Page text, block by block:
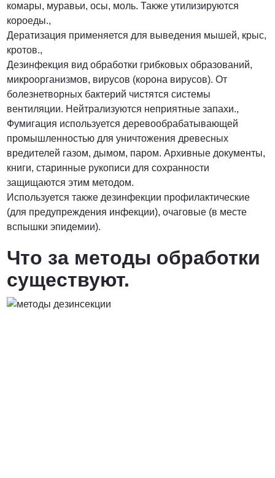
комары, муравьи, осы, моль. Также утилизируются
короеды.,
Дератизация применяется для выведения мышей, крыс,
кротов.,
Дезинфекция вид обработки грибковых образований,
микроорганизмов, вирусов (корона вирусов). От
болезнетворных бактерий чистятся системы
вентиляции. Нейтрализуются неприятные запахи.,
Фумигация используется деревообрабатывающей
промышленностью для уничтожения древесных
вредителей газом, дымом, паром. Архивные документы,
книги, старинные рукописи для сохранности
защищаются этим методом.
Используется также дезинфекции профилактические
(для предупреждения инфекции), очаговые (в месте
вспышки эпидемии).
Что за методы обработки
существуют.